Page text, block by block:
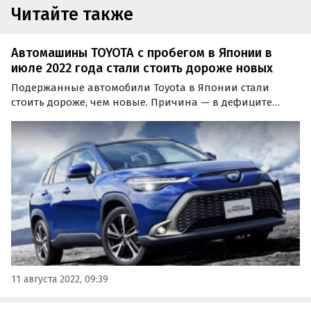
Читайте также
Автомашины TOYOTA с пробегом в Японии в
июле 2022 года стали стоить дороже новых
Подержанные автомобили Toyota в Японии стали
стоить дороже, чем новые. Причина — в дефиците
производства бренд до сих пор не успевает
удовлетворить спрос, пишет Nikkei Asia.
11 августа 2022, 09:39